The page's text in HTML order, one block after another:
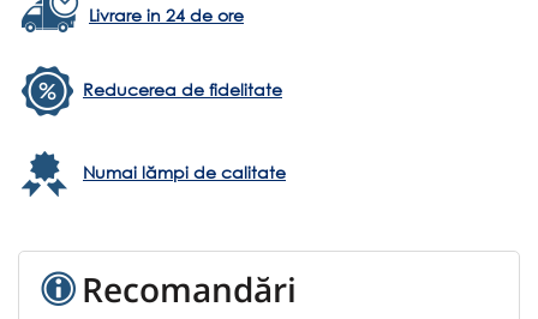
Livrare in 24 de ore
Reducerea de fidelitate
Numai lămpi de calitate
Recomandări